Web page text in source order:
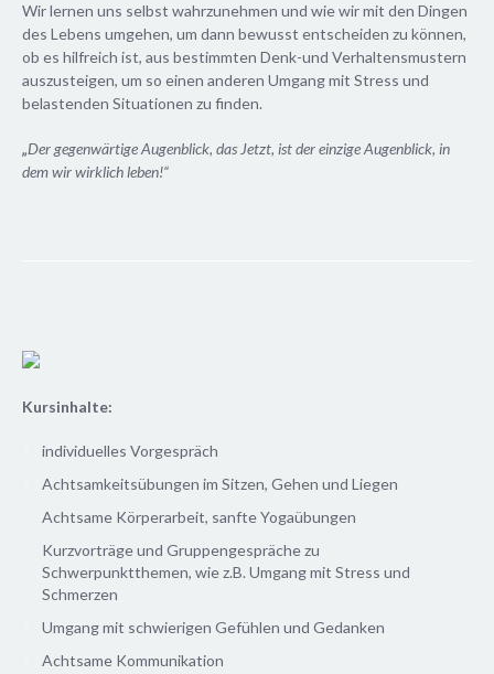
Wir lernen uns selbst wahrzunehmen und wie wir mit den Dingen
des Lebens umgehen, um dann bewusst entscheiden zu können,
ob es hilfreich ist, aus bestimmten Denk-und Verhaltensmustern
auszusteigen, um so einen anderen Umgang mit Stress und
belastenden Situationen zu finden.
„Der gegenwärtige Augenblick, das Jetzt, ist der einzige Augenblick, in
dem wir wirklich leben!“
Kursinhalte:
individuelles Vorgespräch
Achtsamkeitsübungen im Sitzen, Gehen und Liegen
Achtsame Körperarbeit, sanfte Yogaübungen
Kurzvorträge und Gruppengespräche zu
Schwerpunktthemen, wie z.B. Umgang mit Stress und
Schmerzen
Umgang mit schwierigen Gefühlen und Gedanken
Achtsame Kommunikation